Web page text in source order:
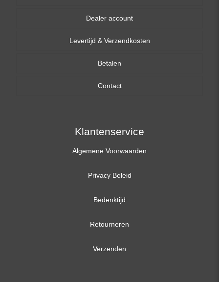
13,3 inch
14,0 inch
15,6 inch
17,3 inch
Dealer account
Levertijd & Verzendkosten
Betalen
Contact
Klantenservice
Algemene Voorwaarden
Privacy Beleid
Bedenktijd
Retourneren
Verzenden